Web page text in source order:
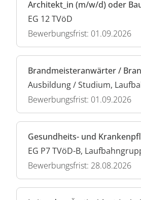
Architekt_in (m/w/d) oder
EG 12 TVöD
Bewerbungsfrist: 01.09.2026
Brandmeisteranwärter /
Ausbildung / Studium,
Bewerbungsfrist: 01.09.2026
Gesundheits- und
EG P7 TVöD-B,
Bewerbungsfrist: 28.08.2026